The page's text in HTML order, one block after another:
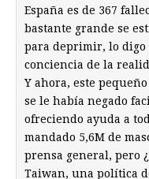
España es de 367
bastante grande se
para deprimir, lo digo
conciencia de la
Y ahora, este
se le había negado
ofreciendo ayuda a
mandado 5,6M de
prensa general, pero
Taiwan, una política